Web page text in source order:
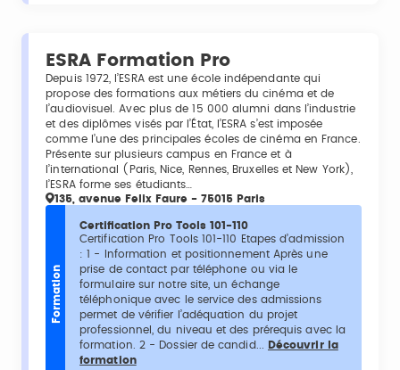
ESRA Formation Pro
Depuis 1972, l’ESRA est une école indépendante qui
propose des formations aux métiers du cinéma et de
l’audiovisuel. Avec plus de 15 000 alumni dans l’industrie
et des diplômes visés par l’État, l’ESRA s’est imposée
comme l’une des principales écoles de cinéma en France.
Présente sur plusieurs campus en France et à
l’international (Paris, Nice, Rennes, Bruxelles et New York),
l’ESRA forme ses étudiants…
135, avenue Felix Faure - 75015 Paris
Formation
Certification Pro Tools 101-110
Certification Pro Tools 101-110 Etapes d’admission
: 1 - Information et positionnement Après une
prise de contact par téléphone ou via le
formulaire sur notre site, un échange
téléphonique avec le service des admissions
permet de vérifier l’adéquation du projet
professionnel, du niveau et des prérequis avec la
formation. 2 - Dossier de candid...
Découvrir la
formation